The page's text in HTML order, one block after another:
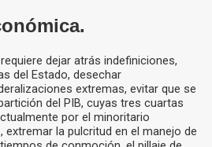
dejar atrás indefiniciones,
del Estado, desechar
extremas, evitar que se
del PIB, cuyas tres cuartas
por el minoritario
la pulcritud en el manejo de